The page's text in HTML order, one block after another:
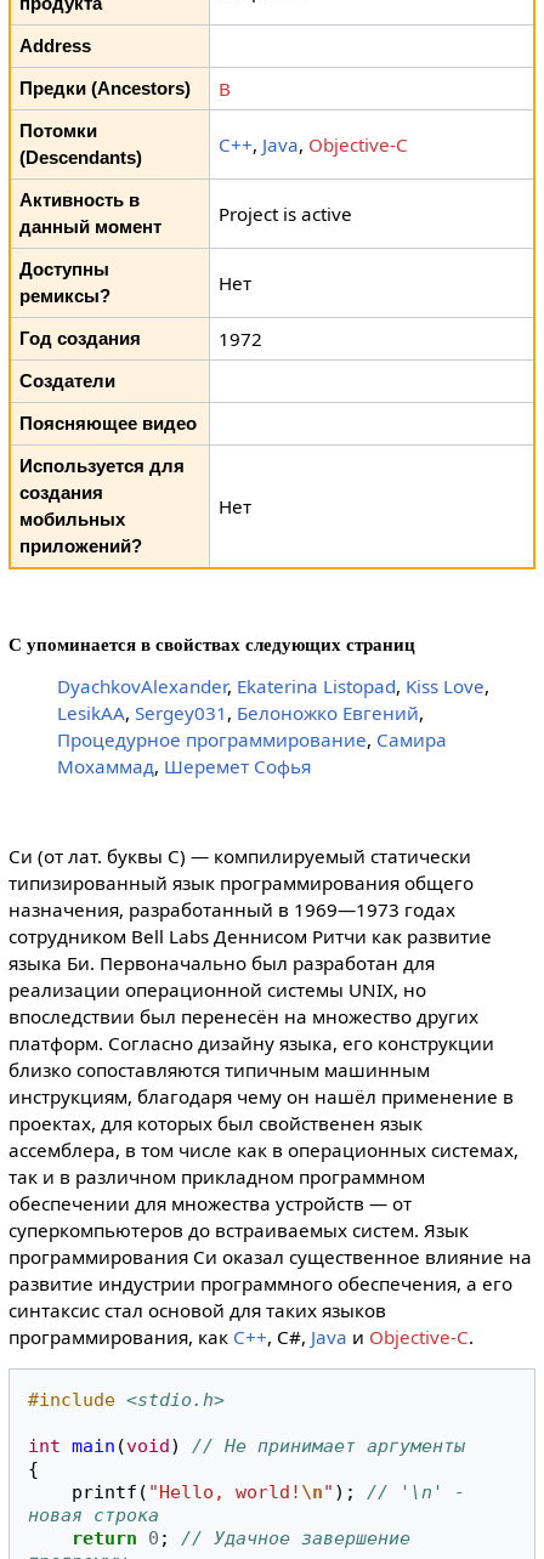
Address
Предки (Ancestors) B
Потомки
(Descendants)
C++, Java, Objective-C
Активность в
данный момент
Project is active
Доступны
ремиксы?
Нет
Год создания 1972
Создатели
Поясняющее видео
Используется для
создания
мобильных
приложений?
Нет
C упоминается в свойствах следующих страниц
DyachkovAlexander, Ekaterina Listopad, Kiss Love,
LesikAA, Sergey031 , Белоножко Евгений,
Процедурное программирование, Самира
Мохаммад, Шеремет Софья
Си (от лат. буквы C) — компилируемый статически
типизированный язык программирования общего
назначения, разработанный в 1969—1973 годах
сотрудником Bell Labs Деннисом Ритчи как развитие
языка Би. Первоначально был разработан для
реализации операционной системы UNIX, но
впоследствии был перенесён на множество других
платформ. Согласно дизайну языка, его конструкции
близко сопоставляются типичным машинным
инструкциям, благодаря чему он нашёл применение в
проектах, для которых был свойственен язык
ассемблера, в том числе как в операционных системах,
так и в различном прикладном программном
обеспечении для множества устройств — от
суперкомпьютеров до встраиваемых систем. Язык
программирования Си оказал существенное влияние на
развитие индустрии программного обеспечения, а его
синтаксис стал основой для таких языков
программирования, как C++, C#, Java и Objective-C.
#include <stdio.h>
int main (void)
// Не принимает аргументы
{
printf ( "Hello, world! \n" );
// '\n' -
новая строка
return
0 ;
// Удачное завершение